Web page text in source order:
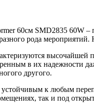
60см SMD2835 60W –
рода
высочайшей
в их надежности
другого.
к любым
так и под